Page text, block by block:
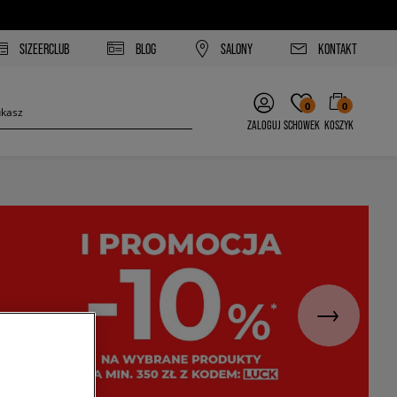
SIZEERCLUB BLOG SALONY KONTAKT
ZALOGUJ
0
SCHOWEK
0
KOSZYK